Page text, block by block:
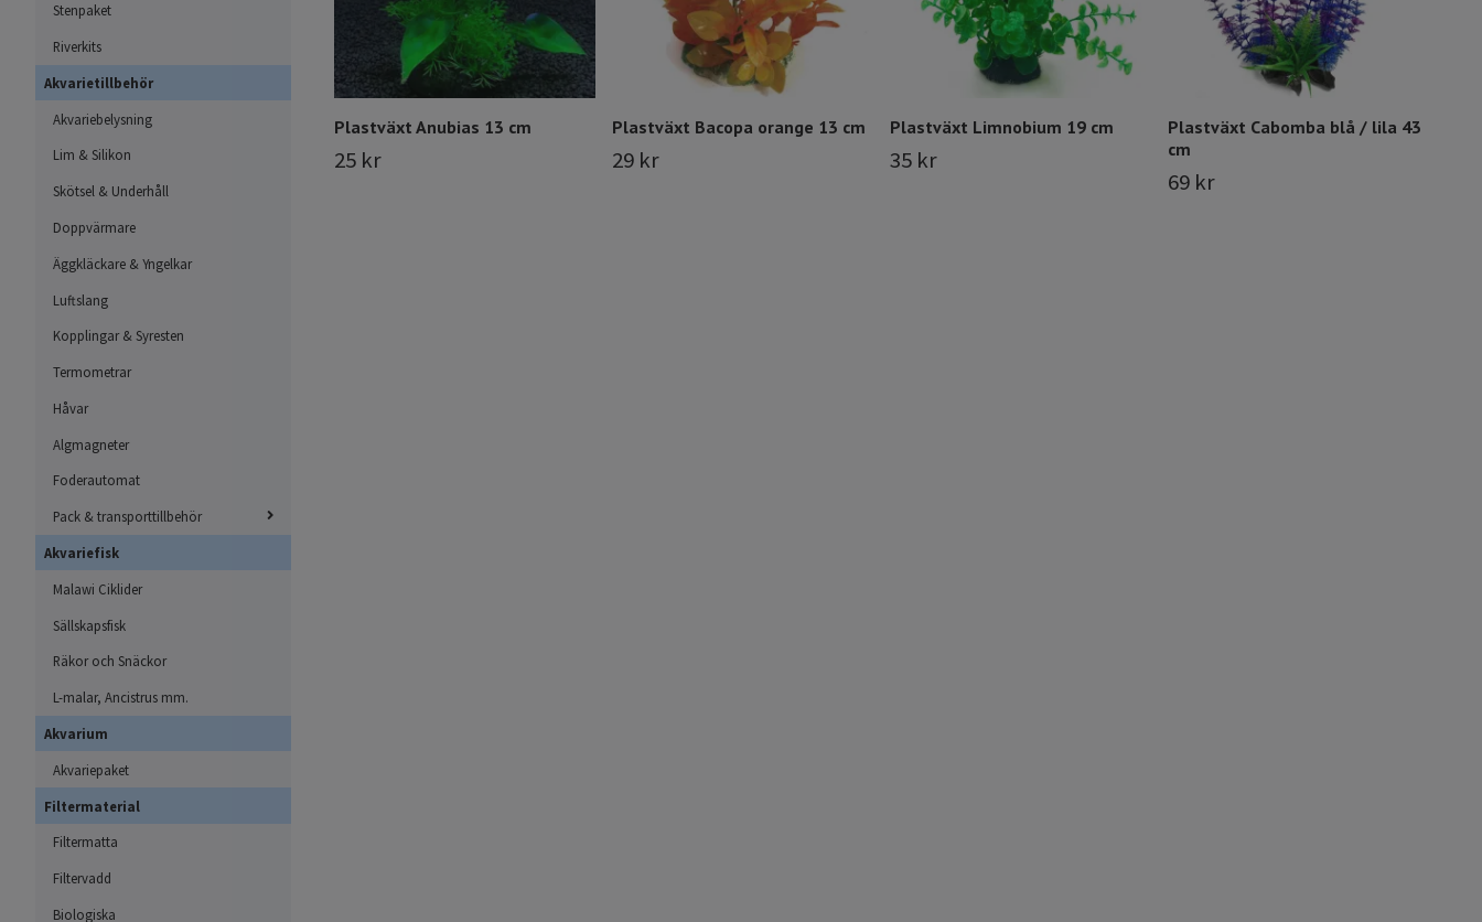
Stenpaket
Riverkits
Akvarietillbehör
Akvariebelysning
Lim & Silikon
Skötsel & Underhåll
Doppvärmare
Äggkläckare & Yngelkar
Luftslang
Kopplingar & Syresten
Termometrar
Håvar
Algmagneter
Foderautomat
Pack & transporttillbehör
Akvariefisk
Malawi Ciklider
Sällskapsfisk
Räkor och Snäckor
L-malar, Ancistrus mm.
Akvarium
Akvariepaket
Filtermaterial
Filtermatta
Filtervadd
Biologiska
Plastväxt Anubias 13 cm
25 kr
Plastväxt Bacopa orange 13 cm
29 kr
Plastväxt Limnobium 19 cm
35 kr
Plastväxt Cabomba blå / lila 43
cm
69 kr